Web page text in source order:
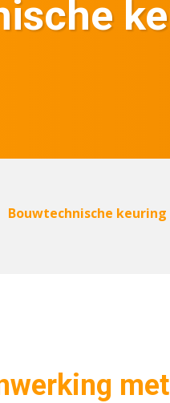
Bouwtechnische keuring
met